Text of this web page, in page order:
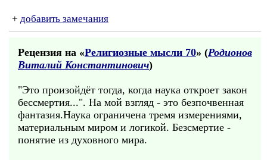
+ добавить замечания
Рецензия на «Религиозные мысли 70» (Родионов
Виталий Константинович)
"Это произойдёт тогда, когда наука откроет закон
бессмертия...". На мой взгляд - это безпочвенная
фантазия.Наука ограничена тремя измерениями,
материальным миром и логикой. Безсмертие -
понятие из духовного мира.